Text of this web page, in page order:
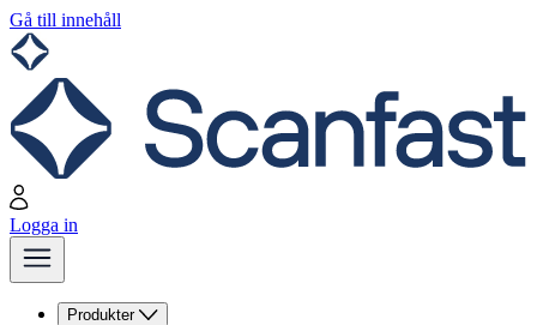
Gå till innehåll
Logga in
Produkter